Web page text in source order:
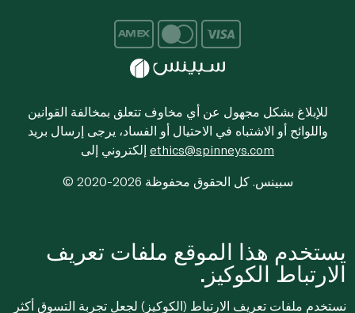
للإبلاغ بشكل مجهول عن أي مخاوف تتعلق بمخالفة القوانين
واللوائح أو الاشتباه في الاحتيال أو الفساد، يرجى إرسال بريد
ethics@spinneys.com
© 2020-2026 سبينس. كل الحقوق محفوظة
يستخدم هذا الموقع ملفات تعريف
الارتباط الكوكيز.
نستخدم ملفات تعريف الارتباط (الكوكيز) لجعل تجربة التسوق أكثر